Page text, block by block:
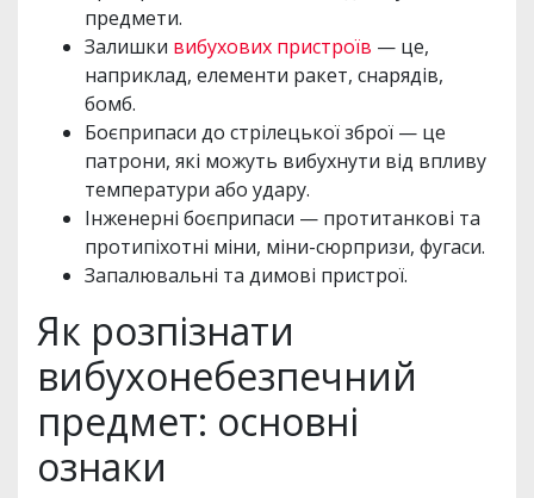
предмети.
Залишки вибухових пристроїв — це,
наприклад, елементи ракет, снарядів,
бомб.
Боєприпаси до стрілецької зброї — це
патрони, які можуть вибухнути від впливу
температури або удару.
Інженерні боєприпаси — протитанкові та
протипіхотні міни, міни-сюрпризи, фугаси.
Запалювальні та димові пристрої.
Як розпізнати
вибухонебезпечний
предмет: основні
ознаки